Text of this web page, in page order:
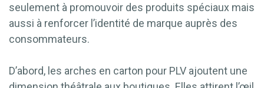
seulement à promouvoir des produits spéciaux mais
aussi à renforcer l’identité de marque auprès des
consommateurs.
D’abord, les arches en carton pour PLV ajoutent une